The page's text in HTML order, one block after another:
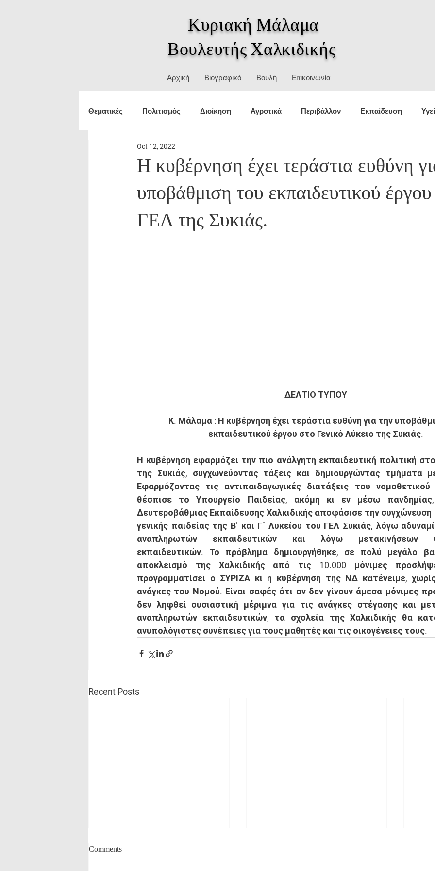
Κυριακή Μάλαμα
Βουλευτής Χαλκιδικής
Αρχική Βιογραφικό Βουλή Επικοινωνία
Θεματικές Πολιτισμός Διοίκηση Αγροτικά Περιβάλλον Εκπαίδευση
Τουρισμός εξωτερικές υποθέσεις
Δικαιώματα ΥΜΑΘ Θεσμοί Ιστορία
Η κυβέρνηση έχει τεράστια ευθύνη
υποβάθμιση του εκπαιδευτικού
ΓΕΛ της Συκιάς.
Oct 12, 2022
ΔΕΛΤΙΟ ΤΥΠΟΥ
Κ. Μάλαμα : Η κυβέρνηση έχει τεράστια ευθύνη για την
εκπαιδευτικού έργου στο Γενικό Λύκειο της Συκιάς.
Η κυβέρνηση εφαρμόζει την πιο ανάλγητη εκπαιδευτική πολιτική
της Συκιάς, συγχωνεύοντας τάξεις και δημιουργώντας τμήματα
Εφαρμόζοντας τις αντιπαιδαγωγικές διατάξεις του
θέσπισε το Υπουργείο Παιδείας, ακόμη κι εν μέσω
Δευτεροβάθμιας Εκπαίδευσης Χαλκιδικής αποφάσισε την
γενικής παιδείας της Β’ και Γ΄ Λυκείου του ΓΕΛ Συκιάς, λόγω
αναπληρωτών εκπαιδευτικών και λόγω μετακινήσεων
εκπαιδευτικών. Το πρόβλημα δημιουργήθηκε, σε πολύ μεγάλο
αποκλεισμό της Χαλκιδικής από τις 10.000 μόνιμες
προγραμματίσει ο ΣΥΡΙΖΑ κι η κυβέρνηση της ΝΔ κατένειμε,
ανάγκες του Νομού. Είναι σαφές ότι αν δεν γίνουν άμεσα μόνιμες
δεν ληφθεί ουσιαστική μέριμνα για τις ανάγκες στέγασης και
αναπληρωτών εκπαιδευτικών, τα σχολεία της Χαλκιδικής θα
ανυπολόγιστες συνέπειες για τους μαθητές και τις οικογένειες τους.
Recent Posts
Comments